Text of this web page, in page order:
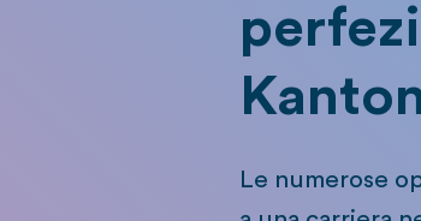
Le numerose